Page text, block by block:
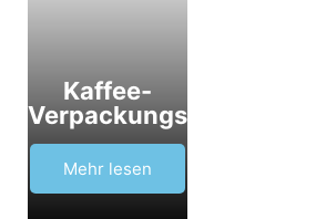
Kaffee-
Verpackungsmaschine
Mehr lesen